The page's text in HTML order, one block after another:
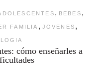
, BEBES ,
FAMILIA , JOVENES ,
cómo enseñarles a